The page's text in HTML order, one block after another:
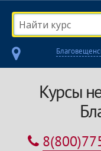
Найти курс
Курсы